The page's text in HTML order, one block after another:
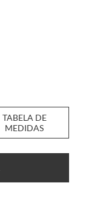
TABELA DE
MEDIDAS